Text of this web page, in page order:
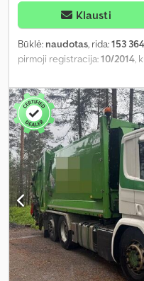
Klausti
Būklė: naudotas, rida:153
pirmoji registracija:10/2014,
4x2, ratų bazė:3 700 mm,
spalva:balta, pavaros tipas:
emisijos klasė:Euro 6, pakaba:
ABS, AdBlue, borto
užraktas, elektrinis langų
reguliuojamas veidrodis,
priešrūkiniai žibintai,
stiprintuvas